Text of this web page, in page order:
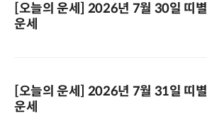
[오늘의 운세] 2026년 7월 30일 띠별
운세
[오늘의 운세] 2026년 7월 31일 띠별
운세